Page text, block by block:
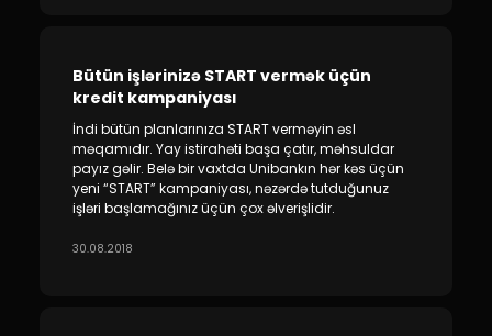
Bütün işlərinizə START vermək üçün
kredit kampaniyası
İndi bütün planlarınıza START verməyin əsl
məqamıdır. Yay istirahəti başa çatır, məhsuldar
payız gəlir. Belə bir vaxtda Unibankın hər kəs üçün
yeni “START” kampaniyası, nəzərdə tutduğunuz
işləri başlamağınız üçün çox əlverişlidir.
30.08.2018